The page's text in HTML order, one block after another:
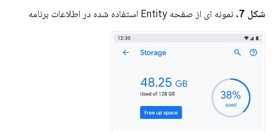
شکل 7. نمونه ای از صفحه Entity استفاده شده در اطلاعات برنامه